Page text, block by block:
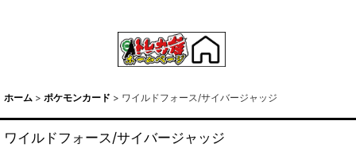
ホーム > ポケモンカード > ワイルドフォース/サイバージャッジ
ワイルドフォース/サイバージャッジ